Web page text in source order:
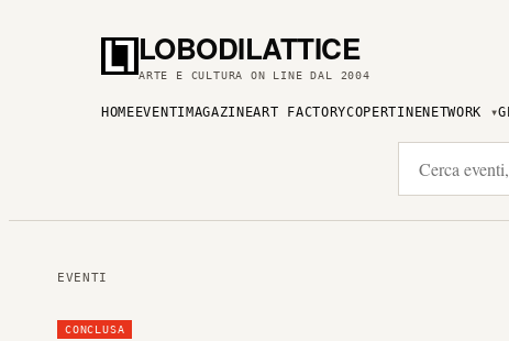
LOBODILATTICE
ARTE E CULTURA ON LINE DAL 2004
HOME EVENTI MAGAZINEART FACTORYCOPERTINENETWORK
EVENTI
CONCLUSA